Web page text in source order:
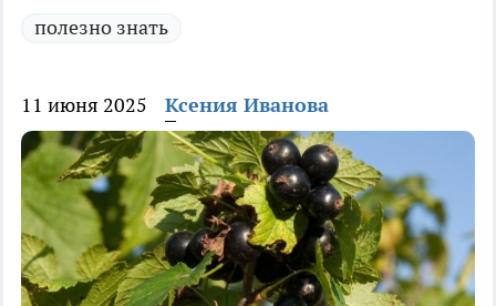
полезно знать
11 июня 2025 Ксения Иванова